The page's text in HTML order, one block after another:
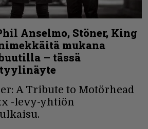
Anselmo, Stöner, King
mukana
– tässä
tyylinäyte
A Tribute to Motörhead
-levy-yhtiön